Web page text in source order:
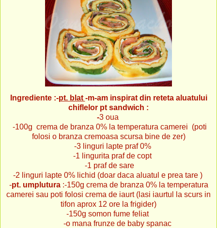
Ingrediente :-pt. blat -m-am inspirat din reteta aluatului
chiflelor pt sandwich :
-3 oua
-100g crema de branza 0% la temperatura camerei (poti
folosi o branza cremoasa scursa bine de zer)
-3 linguri lapte praf 0%
-1 lingurita praf de copt
-1 praf de sare
-2 linguri lapte 0% lichid (doar daca aluatul e prea tare )
-pt. umplutura:-150g crema de branza 0% la temperatura
camerei sau poti folosi crema de iaurt (lasi iaurtul la scurs in
tifon aprox 12 ore la frigider)
-150g somon fume feliat
-o mana frunze de baby spanac